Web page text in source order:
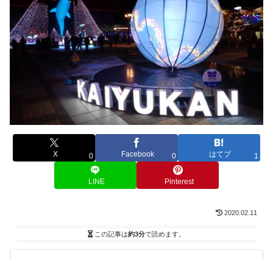
X 0 Facebook 0 はてブ 1
LINE Pinterest
2020.02.11
この記事は約3分で読めます。